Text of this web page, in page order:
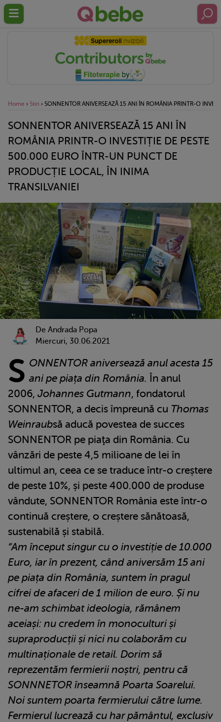
Home › Stiri › SONNENTOR ANIVERSEAZĂ 15 ANI ÎN ROMÂNIA PRINTR-O
SONNENTOR ANIVERSEAZĂ 15 ANI ÎN
ROMÂNIA PRINTR-O INVESTIȚIE DE PESTE
500.000 EURO ÎNTR-UN PUNCT DE
PRODUCȚIE LOCAL, ÎN INIMA
TRANSILVANIEI
De Andrada Popa
Miercuri, 30.06.2021
S ONNENTOR aniversează anul acesta 15
ani pe piața din România. În anul
2006, Johannes Gutmann, fondatorul
SONNENTOR, a decis împreună cu Thomas
Weinraubsă aducă povestea de succes
SONNENTOR pe piaţa din România. Cu
vânzări de peste 4,5 milioane de lei în
ultimul an, ceea ce se traduce într-o creștere
de peste 10%, și peste 400.000 de produse
vândute, SONNENTOR România este într-o
continuă creștere, o creștere sănătoasă,
sustenabilă și stabilă.
“Am început singur cu o investiție de 10.000
Euro, iar în prezent, când aniversăm 15 ani
pe piața din România, suntem în pragul
cifrei de afaceri de 1 milion de euro. Și nu
ne-am schimbat ideologia, rămânem
aceiași: nu credem în monoculturi și
supraproducții și nici nu colaborăm cu
multinaționale de retail. Dorim să
reprezentăm fermierii noștri, pentru că
SONNNETOR înseamnă Poarta Soarelui.
Noi suntem poarta fermierului către lume.
Fermierul lucrează cu har pământul, exclusiv